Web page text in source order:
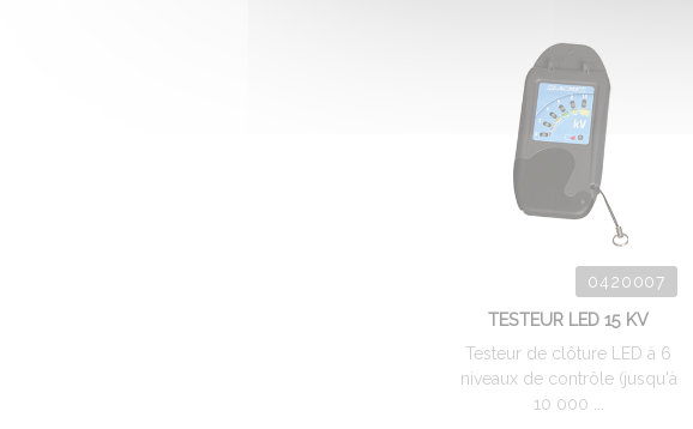
0420007
TESTEUR LED 15 KV
Testeur de clôture LED à 6
niveaux de contrôle (jusqu'à
10 000 ...